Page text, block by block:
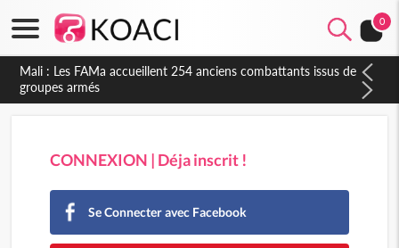
0
Mali : Les FAMa accueillent 254 anciens combattants issus de
groupes armés
CONNEXION | Déja inscrit !
Se Connecter avec Facebook